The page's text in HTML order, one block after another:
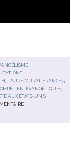
,
, LAURE MURAT, FRANCE 5,
, ÉVANGÉLIQUES,
AUX ÉTATS-UNIS,